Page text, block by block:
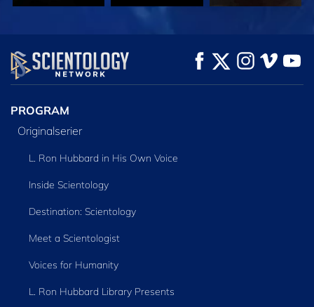
TITTA
UTFORSKA
SERIEN
PROGRAM
Originalserier
L. Ron Hubbard in His Own Voice
Inside Scientology
Destination: Scientology
Meet a Scientologist
Voices for Humanity
L. Ron Hubbard Library Presents